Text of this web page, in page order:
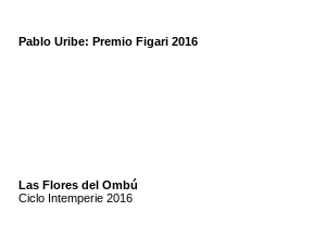
Pablo Uribe: Premio Figari 2016
Las Flores del Ombú
Ciclo Intemperie 2016